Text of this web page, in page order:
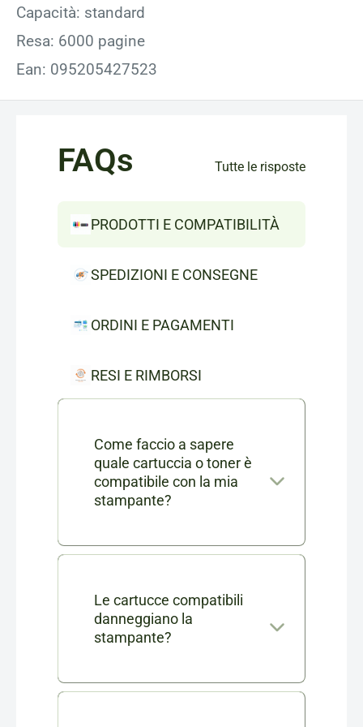
Capacità: standard
Resa: 6000 pagine
Ean: 095205427523
FAQs Tutte le risposte
PRODOTTI E COMPATIBILITÀ
SPEDIZIONI E CONSEGNE
ORDINI E PAGAMENTI
RESI E RIMBORSI
Come faccio a sapere
quale cartuccia o toner è
compatibile con la mia
stampante?
Nella scheda di ogni prodotto
completo dei modelli di
stampanti compatibili. Se ti
contattarci in chat o via mail a
Le cartucce compatibili
danneggiano la
stampante?
No, le nostre cartucce